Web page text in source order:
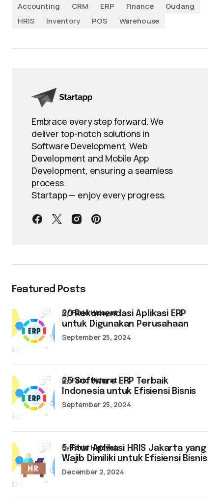
Accounting CRM ERP Finance
Gudang
HRIS
Inventory POS Warehouse
Embrace every step forward. We
deliver top-notch solutions in
Software Development, Web
Development and Mobile App
Development, ensuring a seamless
process.
Startapp — enjoy every progress.
Featured Posts
20 Rekomendasi Aplikasi ERP
untuk Digunakan Perusahaan
byFarid Hidayat
September 25, 2024
25 Software ERP Terbaik
Indonesia untuk Efisiensi Bisnis
byFarid Hidayat
September 25, 2024
5 Fitur Aplikasi HRIS Jakarta yang
Wajib Dimiliki untuk Efisiensi Bisnis
byFarid Hidayat
December 2, 2024